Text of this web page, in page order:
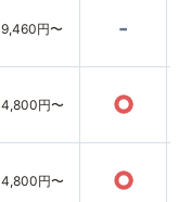
9,460円〜 -
4,800円〜 ○
4,800円〜 ○